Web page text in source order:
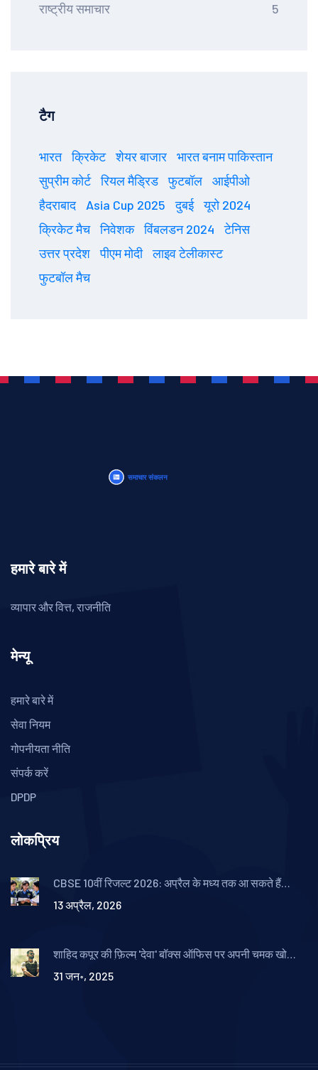
राष्ट्रीय समाचार 5
टैग
भारत क्रिकेट शेयर बाजार
भारत बनाम पाकिस्तान
सुप्रीम कोर्ट
रियल मैड्रिड फुटबॉल
आईपीओ
हैदराबाद
Asia Cup 2025 दुबई
यूरो 2024
क्रिकेट मैच
निवेशक विंबलडन 2024
टेनिस
उत्तर प्रदेश
पीएम मोदी
लाइव टेलीकास्ट
फुटबॉल मैच
हमारे बारे में
व्यापार और वित्त, राजनीति
मेन्यू
हमारे बारे में
सेवा नियम
गोपनीयता नीति
संपर्क करें
DPDP
लोकप्रिय
CBSE 10वीं रिजल्ट 2026: अप्रैल के मध्य तक आ सकते हैं
13 अप्रैल, 2026
शाहिद कपूर की फ़िल्म 'देवा' बॉक्स ऑफिस पर अपनी चमक खो
31 जन॰, 2025